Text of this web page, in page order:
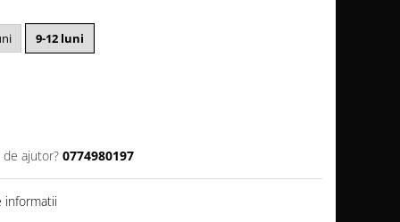
9-12 luni
de ajutor? 0774980197
informatii